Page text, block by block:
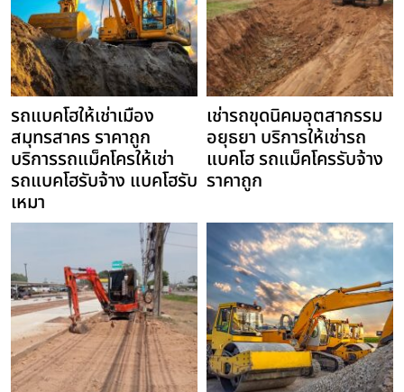
รถแบคโฮให้เช่าเมือง
สมุทรสาคร ราคาถูก
บริการรถแม็คโครให้เช่า
รถแบคโฮรับจ้าง แบคโฮรับ
เหมา
เช่ารถขุดนิคมอุตสากรรม
อยุธยา บริการให้เช่ารถ
แบคโฮ รถแม็คโครรับจ้าง
ราคาถูก